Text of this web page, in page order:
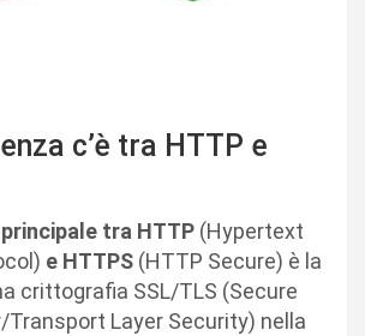
c’è tra HTTP e
tra HTTP (Hypertext
e HTTPS (HTTP Secure) è la
crittografia SSL/TLS (Secure
Transport Layer Security) nella